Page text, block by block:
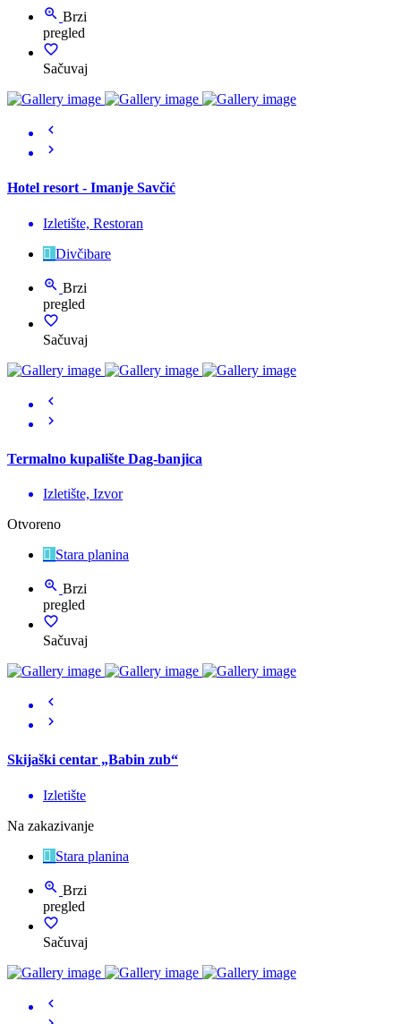
Brzi
pregled
Sačuvaj
Hotel resort - Imanje Savčić
Izletište, Restoran
Divčibare
Brzi
pregled
Sačuvaj
Termalno kupalište Dag-banjica
Izletište, Izvor
Otvoreno
Stara planina
Brzi
pregled
Sačuvaj
Skijaški centar „Babin zub“
Izletište
Na zakazivanje
Stara planina
Brzi
pregled
Sačuvaj